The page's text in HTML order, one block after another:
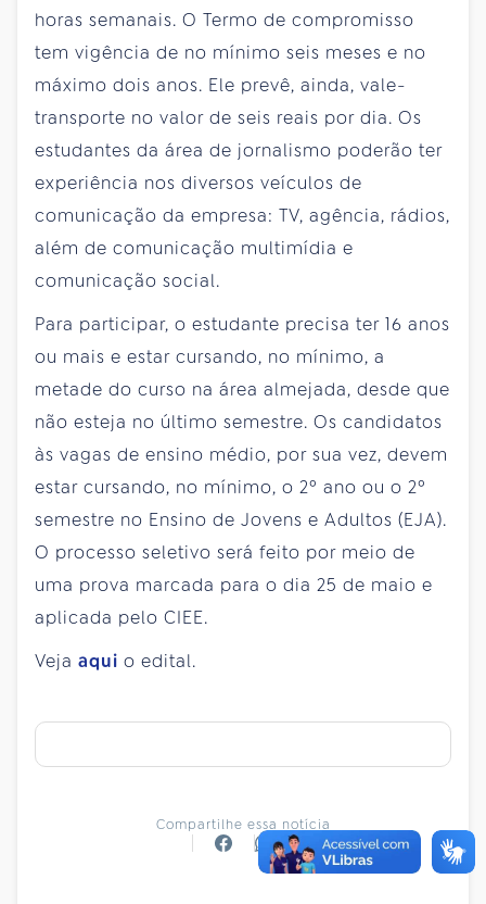
horas semanais. O Termo de compromisso
tem vigência de no mínimo seis meses e no
máximo dois anos. Ele prevê, ainda, vale-
transporte no valor de seis reais por dia. Os
estudantes da área de jornalismo poderão ter
experiência nos diversos veículos de
comunicação da empresa: TV, agência, rádios,
além de comunicação multimídia e
comunicação social.
Para participar, o estudante precisa ter 16 anos
ou mais e estar cursando, no mínimo, a
metade do curso na área almejada, desde que
não esteja no último semestre. Os candidatos
às vagas de ensino médio, por sua vez, devem
estar cursando, no mínimo, o 2º ano ou o 2º
semestre no Ensino de Jovens e Adultos (EJA).
O processo seletivo será feito por meio de
uma prova marcada para o dia 25 de maio e
aplicada pelo CIEE.
Veja aqui o edital.
Compartilhe essa notícia